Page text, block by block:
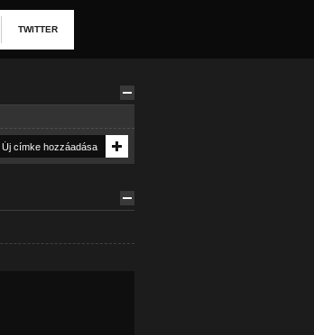
TWITTER